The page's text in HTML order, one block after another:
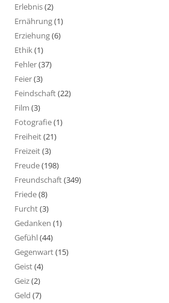
Erlebnis(2)
Ernährung(1)
Erziehung(6)
Ethik(1)
Fehler(37)
Feier(3)
Feindschaft(22)
Film (3)
Fotografie(1)
Freiheit(21)
Freizeit(3)
Freude(198)
Freundschaft(349)
Friede(8)
Furcht(3)
Gedanken (1)
Gefühl(44)
Gegenwart(15)
Geist(4)
Geiz(2)
Geld (7)